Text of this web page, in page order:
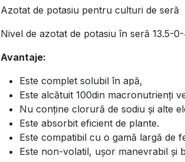
Azotat de potasiu pentru culturi de seră
Nivel de azotat de potasiu în seră 13.5-
Avantaje:
Este complet solubil în apă,
Este alcătuit 100din macronutrienți
Nu conține clorură de sodiu și alte
Este absorbit eficient de plante.
Este compatibil cu o gamă largă de
Este non-volatil, ușor manevrabil și